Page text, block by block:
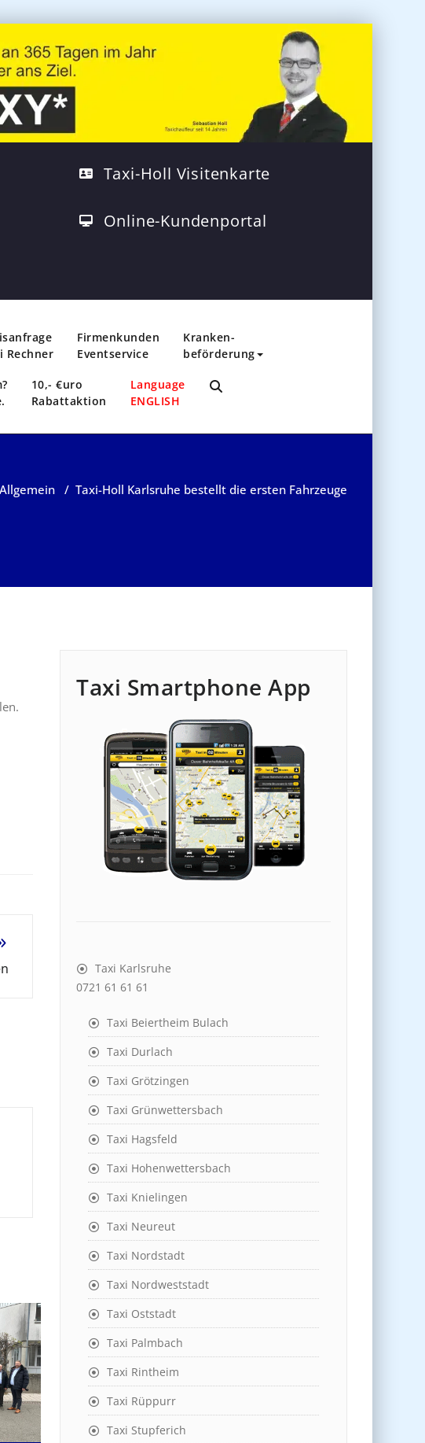
Taxi-Holl Visitenkarte
Online-Kundenportal
Rechner
Firmenkunden
Eventservice
Kranken-
beförderung
10,- €uro
Rabattaktion
Language
ENGLISH
Allgemein / Taxi-Holl Karlsruhe bestellt die ersten Fahrzeuge
Taxi Smartphone App
Taxi Karlsruhe
0721 61 61 61
Taxi Beiertheim Bulach
Taxi Durlach
Taxi Grötzingen
Taxi Grünwettersbach
Taxi Hagsfeld
Taxi Hohenwettersbach
Taxi Knielingen
Taxi Neureut
Taxi Nordstadt
Taxi Nordweststadt
Taxi Oststadt
Taxi Palmbach
Taxi Rintheim
Taxi Rüppurr
Taxi Stupferich